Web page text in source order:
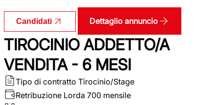
Candidati Dettaglio annuncio
TIROCINIO ADDETTO/A
VENDITA - 6 MESI
Tipo di contratto Tirocinio/Stage
Retribuzione Lorda 700 mensile